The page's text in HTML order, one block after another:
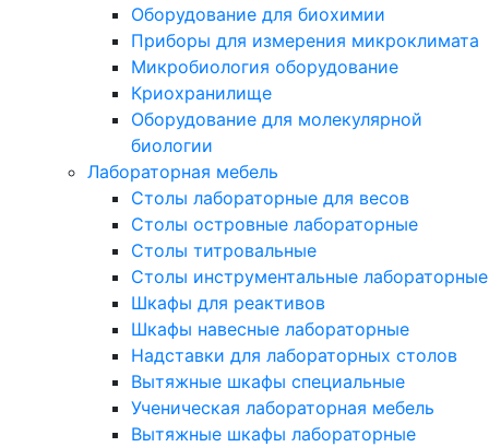
Оборудование для биохимии
Приборы для измерения микроклимата
Микробиология оборудование
Криохранилище
Оборудование для молекулярной
биологии
Лабораторная мебель
Столы лабораторные для весов
Столы островные лабораторные
Столы титровальные
Столы инструментальные лабораторные
Шкафы для реактивов
Шкафы навесные лабораторные
Надставки для лабораторных столов
Вытяжные шкафы специальные
Ученическая лабораторная мебель
Вытяжные шкафы лабораторные